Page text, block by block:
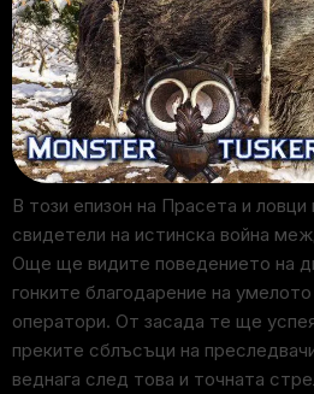
В този епизон на Прасета и
свидетели на истинска война
Още ще видите поведението на
гонките благодарение на
оператори. От засада те ще
преките сблъсъци на
веднага след това и точната